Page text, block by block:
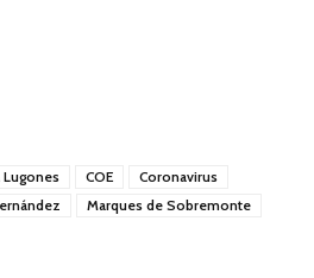
Lugones COE
Coronavirus
Marques de Sobremonte